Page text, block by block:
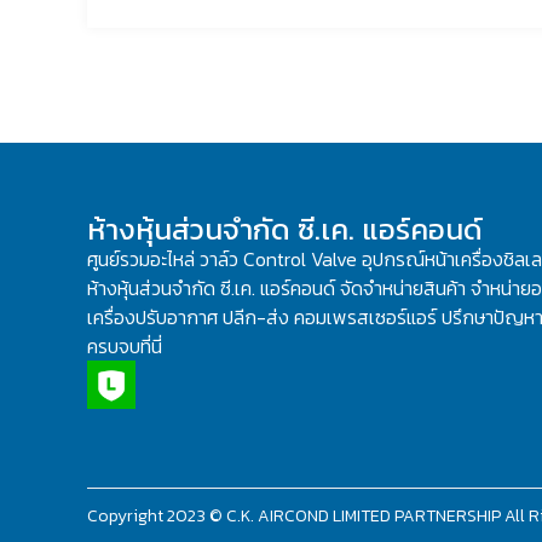
ห้างหุ้นส่วนจำกัด ซี.เค. แอร์คอนด์
ศูนย์รวมอะไหล่ วาล์ว Control Valve อุปกรณ์หน้าเครื่องชิลเ
ห้างหุ้นส่วนจำกัด ซี.เค. แอร์คอนด์ จัดจำหน่ายสินค้า จำหน่า
เครื่องปรับอากาศ ปลีก-ส่ง คอมเพรสเซอร์แอร์ ปรึกษาปัญห
ครบจบที่นี่
Copyright 2023 © C.K. AIRCOND LIMITED PARTNERSHIP All